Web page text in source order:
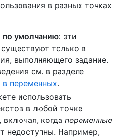
в разных точках
умолчанию: эти
только в
выполняющего задание.
см. в разделе
в переменных.
использовать
в любой точке
включая, когда переменные
недоступны. Например,